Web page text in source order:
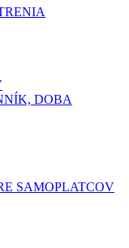
DOBA
SAMOPLATCOV